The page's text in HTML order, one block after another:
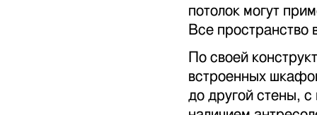
потолок могут
Все пространство
По своей
встроенных
до другой стены,